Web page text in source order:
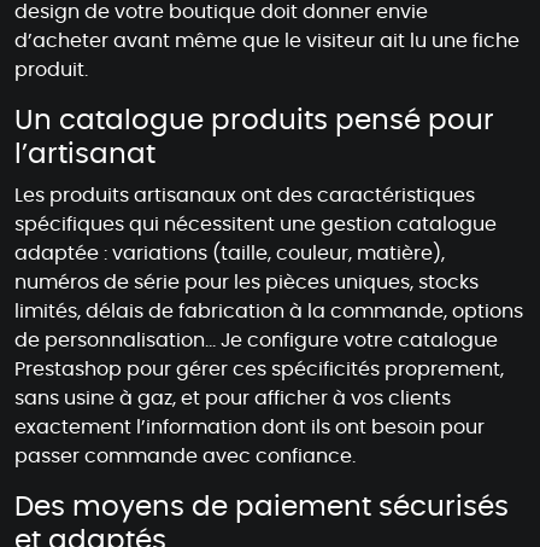
design de votre boutique doit donner envie
d’acheter avant même que le visiteur ait lu une fiche
produit.
Un catalogue produits pensé pour
l’artisanat
Les produits artisanaux ont des caractéristiques
spécifiques qui nécessitent une gestion catalogue
adaptée : variations (taille, couleur, matière),
numéros de série pour les pièces uniques, stocks
limités, délais de fabrication à la commande, options
de personnalisation… Je configure votre catalogue
Prestashop pour gérer ces spécificités proprement,
sans usine à gaz, et pour afficher à vos clients
exactement l’information dont ils ont besoin pour
passer commande avec confiance.
Des moyens de paiement sécurisés
et adaptés